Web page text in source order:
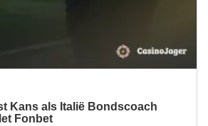
Kans als Italië Bondscoach
Fonbet